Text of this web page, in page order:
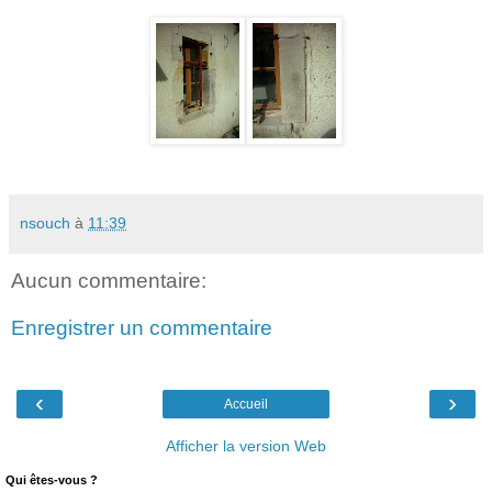
nsouch à 11:39
Aucun commentaire:
Enregistrer un commentaire
‹ ›
Accueil
Afficher la version Web
Qui êtes-vous ?